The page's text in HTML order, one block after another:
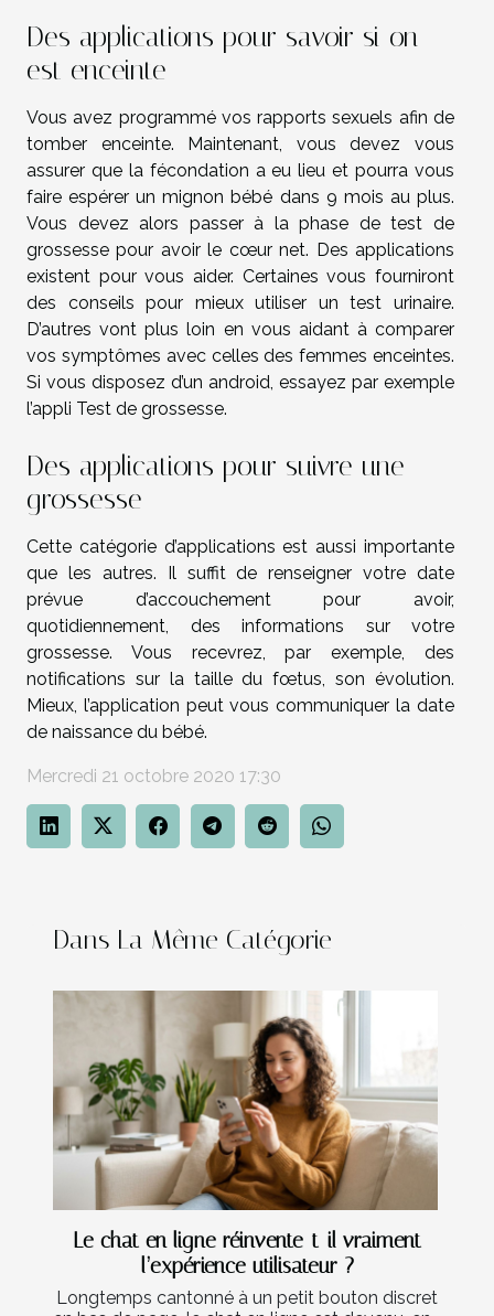
Des applications pour savoir si on
est enceinte
Vous avez programmé vos rapports sexuels afin de
tomber enceinte. Maintenant, vous devez vous
assurer que la fécondation a eu lieu et pourra vous
faire espérer un mignon bébé dans 9 mois au plus.
Vous devez alors passer à la phase de test de
grossesse pour avoir le cœur net. Des applications
existent pour vous aider. Certaines vous fourniront
des conseils pour mieux utiliser un test urinaire.
D’autres vont plus loin en vous aidant à comparer
vos symptômes avec celles des femmes enceintes.
Si vous disposez d’un android, essayez par exemple
l’appli Test de grossesse.
Des applications pour suivre une
grossesse
Cette catégorie d’applications est aussi importante
que les autres. Il suffit de renseigner votre date
prévue d’accouchement pour avoir,
quotidiennement, des informations sur votre
grossesse. Vous recevrez, par exemple, des
notifications sur la taille du fœtus, son évolution.
Mieux, l’application peut vous communiquer la date
de naissance du bébé.
Mercredi 21 octobre 2020 17:30
Dans La Même Catégorie
Le chat en ligne réinvente-t-il vraiment
l’expérience utilisateur ?
Longtemps cantonné à un petit bouton discret